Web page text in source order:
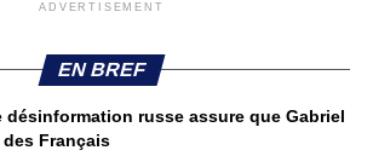
ADVERTISEMENT
EN BREF
désinformation russe assure que Gabriel
Français